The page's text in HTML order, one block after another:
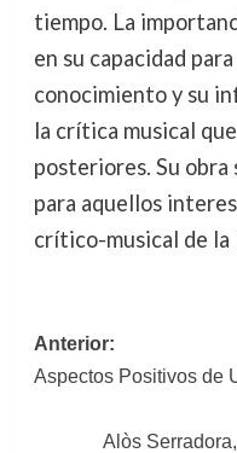
tiempo. La
en su capacidad
conocimiento y su
la crítica musical
posteriores. Su
para aquellos
crítico-musical de la
Navegación
de
entradas
Anterior:
Aspectos Positivos de
Alòs